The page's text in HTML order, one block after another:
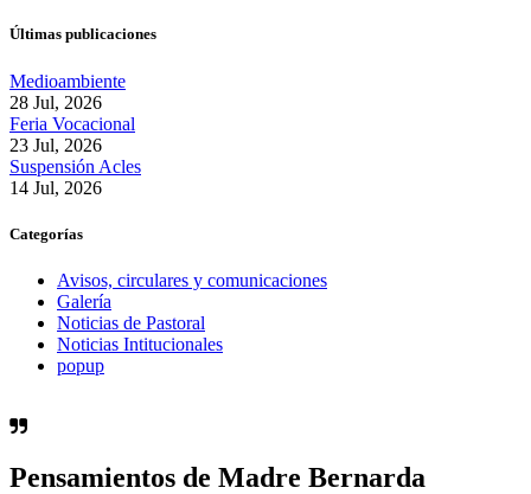
Últimas publicaciones
Medioambiente
28 Jul, 2026
Feria Vocacional
23 Jul, 2026
Suspensión Acles
14 Jul, 2026
Categorías
Avisos, circulares y comunicaciones
Galería
Noticias de Pastoral
Noticias Intitucionales
popup
Pensamientos de Madre Bernarda